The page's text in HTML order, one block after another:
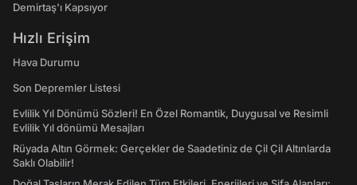
Demirtaş'ı Kapsıyor
Hızlı Erişim
Hava Durumu
Son Depremler Listesi
Evlilik Yıl Dönümü Sözleri! En Özel Romantik, Duygusal ve Resimli
Evlilik Yıl dönümü Mesajları
Rüyada Altın Görmek: Gerçekler de Saadetiniz de Çil Çil Altınlarda
Saklı Olabilir!